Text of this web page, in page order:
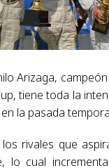
Arizaga,
tiene toda la
la pasada
rivales que
lo cual